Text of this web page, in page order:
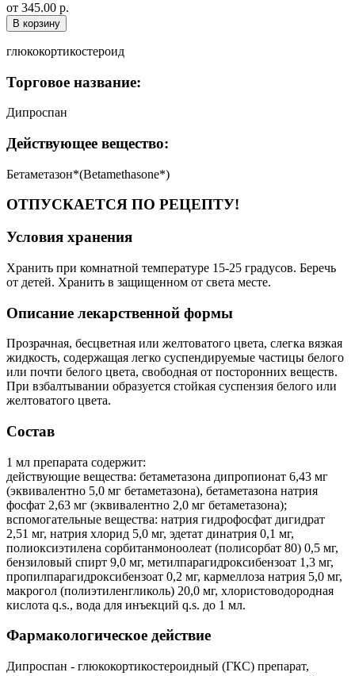
от 345.00 р.
В корзину
глюкокортикостероид
Торговое название:
Дипроспан
Действующее вещество:
Бетаметазон*(Betamethasone*)
ОТПУСКАЕТСЯ ПО РЕЦЕПТУ!
Условия хранения
Хранить при комнатной температуре 15-25 градусов. Беречь
от детей. Хранить в защищенном от света месте.
Описание лекарственной формы
Прозрачная, бесцветная или желтоватого цвета, слегка вязкая
жидкость, содержащая легко суспендируемые частицы белого
или почти белого цвета, свободная от посторонних веществ.
При взбалтывании образуется стойкая суспензия белого или
желтоватого цвета.
Состав
1 мл препарата содержит:
действующие вещества: бетаметазона дипропионат 6,43 мг
(эквивалентно 5,0 мг бетаметазона), бетаметазона натрия
фосфат 2,63 мг (эквивалентно 2,0 мг бетаметазона);
вспомогательные вещества: натрия гидрофосфат дигидрат
2,51 мг, натрия хлорид 5,0 мг, эдетат динатрия 0,1 мг,
полиоксиэтилена сорбитанмоноолеат (полисорбат 80) 0,5 мг,
бензиловый спирт 9,0 мг, метилпарагидроксибензоат 1,3 мг,
пропилпарагидроксибензоат 0,2 мг, кармеллоза натрия 5,0 мг,
макрогол (полиэтиленгликоль) 20,0 мг, хлористоводородная
кислота q.s., вода для инъекций q.s. до 1 мл.
Фармакологическое действие
Дипроспан - глюкокортикостероидный (ГКС) препарат,